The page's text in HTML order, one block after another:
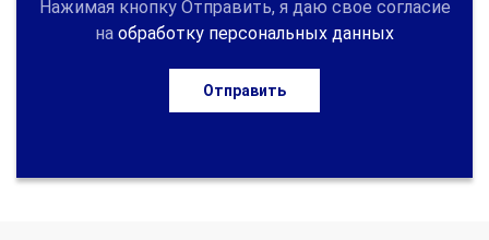
Нажимая кнопку Отправить, я даю свое согласие
на обработку персональных данных
Отправить